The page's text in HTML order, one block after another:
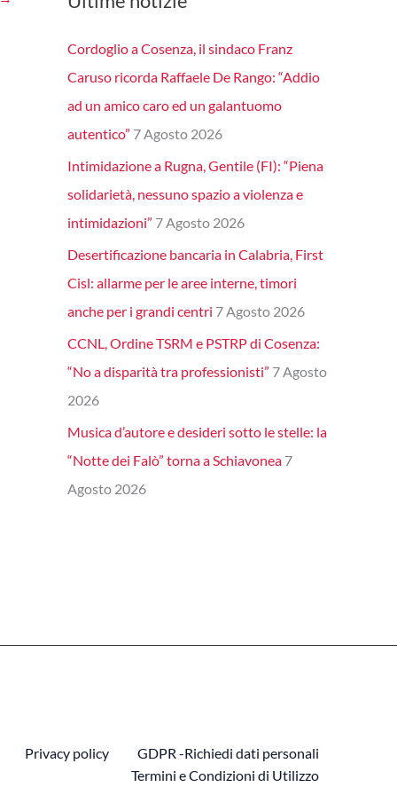
Cordoglio a Cosenza, il sindaco Franz
Caruso ricorda Raffaele De Rango: “Addio
ad un amico caro ed un galantuomo
autentico” 7 Agosto 2026
Intimidazione a Rugna, Gentile (FI): “Piena
solidarietà, nessuno spazio a violenza e
intimidazioni” 7 Agosto 2026
Desertificazione bancaria in Calabria, First
Cisl: allarme per le aree interne, timori
anche per i grandi centri 7 Agosto 2026
CCNL, Ordine TSRM e PSTRP di Cosenza:
“No a disparità tra professionisti” 7 Agosto
2026
Musica d’autore e desideri sotto le stelle: la
“Notte dei Falò” torna a Schiavonea 7
Agosto 2026
Privacy policy
GDPR -Richiedi dati personali
Termini e Condizioni di Utilizzo